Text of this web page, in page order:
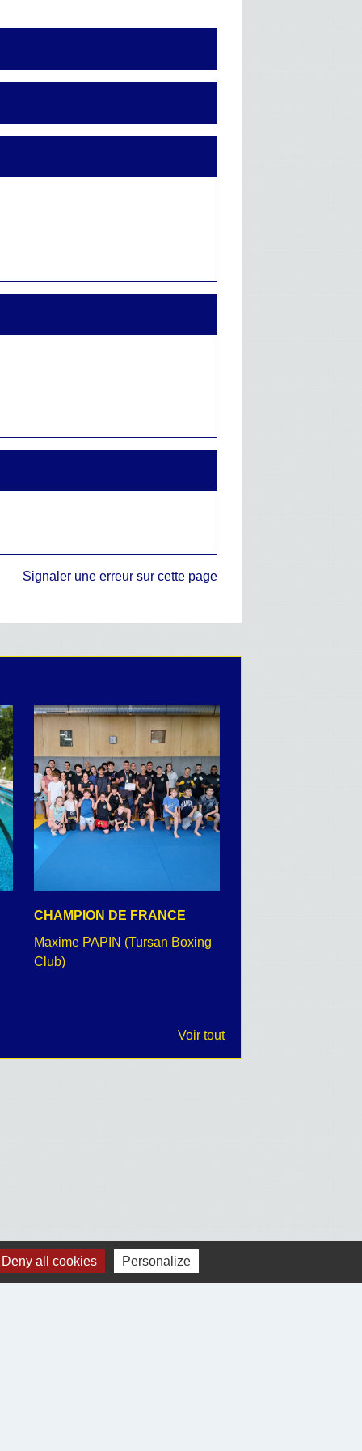
Signaler une erreur sur cette page
CHAMPION DE FRANCE
Maxime PAPIN (Tursan Boxing
Club)
Voir tout
Deny all cookies Personalize